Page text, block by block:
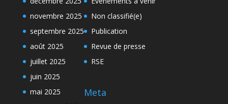
novembre 2025
septembre 2025
août 2025
juillet 2025
juin 2025
mai 2025
Non classifié(e)
Publication
Revue de presse
RSE
Meta